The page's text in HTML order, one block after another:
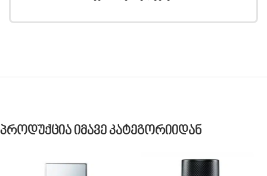
Პროდუქცია Იმავე Კატეგორიიდან